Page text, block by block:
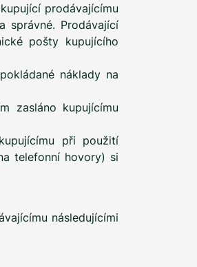
prodávajícímu
správné. Prodávající
pošty kupujícího
náklady na
zasláno kupujícímu
při použití
telefonní hovory) si
následujícími